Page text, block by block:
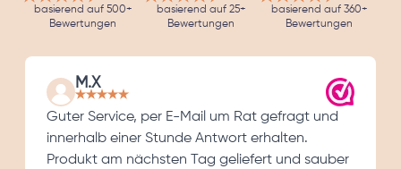
basierend auf 500+
Bewertungen
basierend auf 25+
Bewertungen
basierend auf 360+
Bewertungen
M.X
Guter Service, per E-Mail um Rat gefragt und
innerhalb einer Stunde Antwort erhalten.
Produkt am nächsten Tag geliefert und sauber